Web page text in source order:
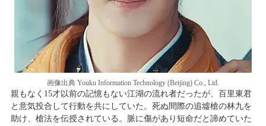
画像出典 Youku Information Technology (Beijing) Co., Ltd.
親もなく15才以前の記憶もない江湖の流れ者だったが、百里東君
と意気投合して行動を共にしていた。死ぬ間際の追墟槍の林九を
助け、槍法を伝授されている。脈に傷があり短命だと諦めていた